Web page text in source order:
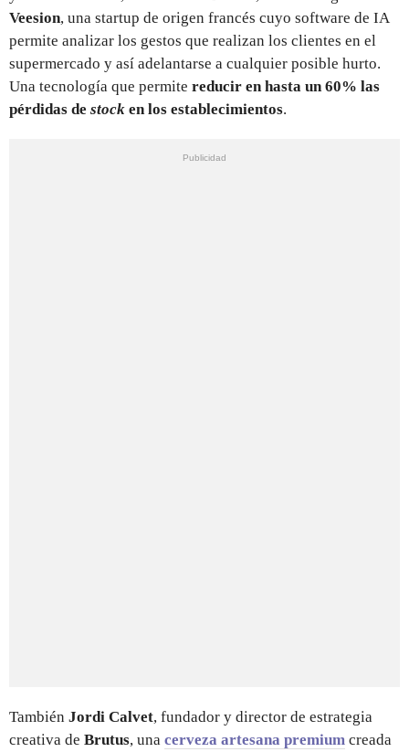
Veesion, una startup de origen francés cuyo software de IA
permite analizar los gestos que realizan los clientes en el
supermercado y así adelantarse a cualquier posible hurto.
Una tecnología que permite reducir en hasta un 60% las
pérdidas de stock en los establecimientos.
También Jordi Calvet, fundador y director de estrategia
creativa de Brutus, una cerveza artesana premium creada